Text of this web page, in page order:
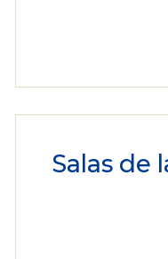
Salas de